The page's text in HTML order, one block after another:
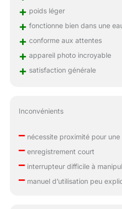
+ poids léger
+ fonctionne bien dans une
+ conforme aux attentes
+ appareil photo incroyable
+ satisfaction générale
Inconvénients
–nécessite proximité pour une
–enregistrement court
–interrupteur difficile à
–manuel d’utilisation peu